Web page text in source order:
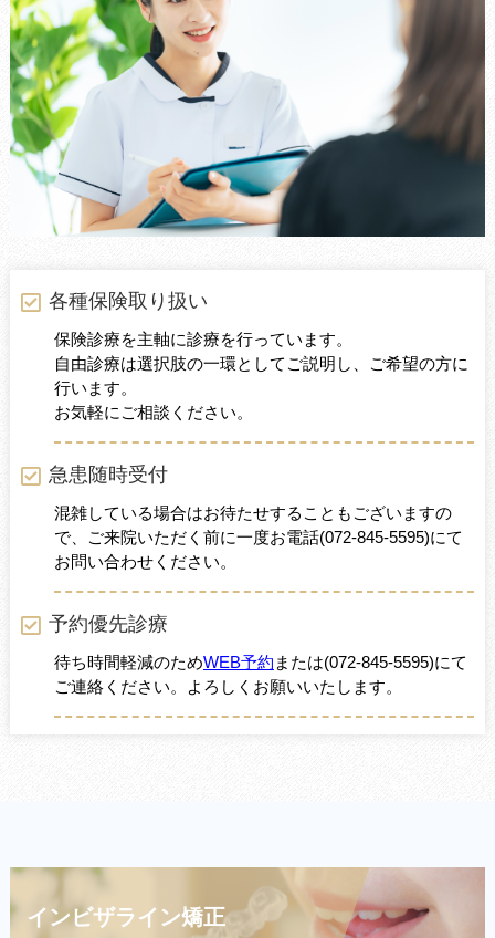
各種保険取り扱い
保険診療を主軸に診療を行っています。
自由診療は選択肢の一環としてご説明し、ご希望の方に
行います。
お気軽にご相談ください。
急患随時受付
混雑している場合はお待たせすることもございますの
で、ご来院いただく前に一度お電話(072-845-5595)にて
お問い合わせください。
予約優先診療
待ち時間軽減のためWEB予約 または(072-845-5595)にて
ご連絡ください。よろしくお願いいたします。
インビザライン矯正